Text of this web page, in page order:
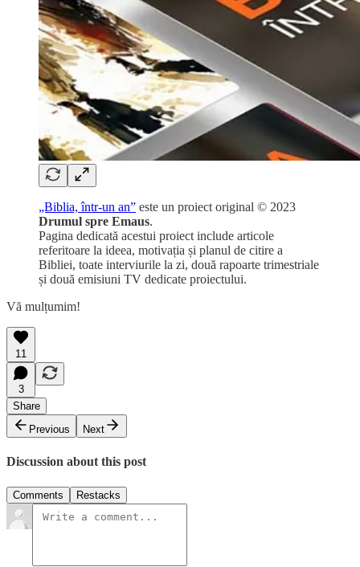
„Biblia, într-un an” este un proiect original © 2023
Drumul spre Emaus.
Pagina dedicată acestui proiect include articole
referitoare la ideea, motivația și planul de citire a
Bibliei, toate interviurile la zi, două rapoarte trimestriale
și două emisiuni TV dedicate proiectului.
Vă mulțumim!
11
3
Share
Previous
Next
Discussion about this post
Comments Restacks